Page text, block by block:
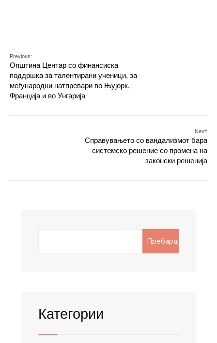
Previous:
Општина Центар со финансиска
поддршка за талентирани ученици, за
меѓународни натпревари во Њујорк,
Франција и во Унгарија
Next:
Справувањето со вандализмот бара
системско решение со промена на
законски решенија
Пребарај
Категории